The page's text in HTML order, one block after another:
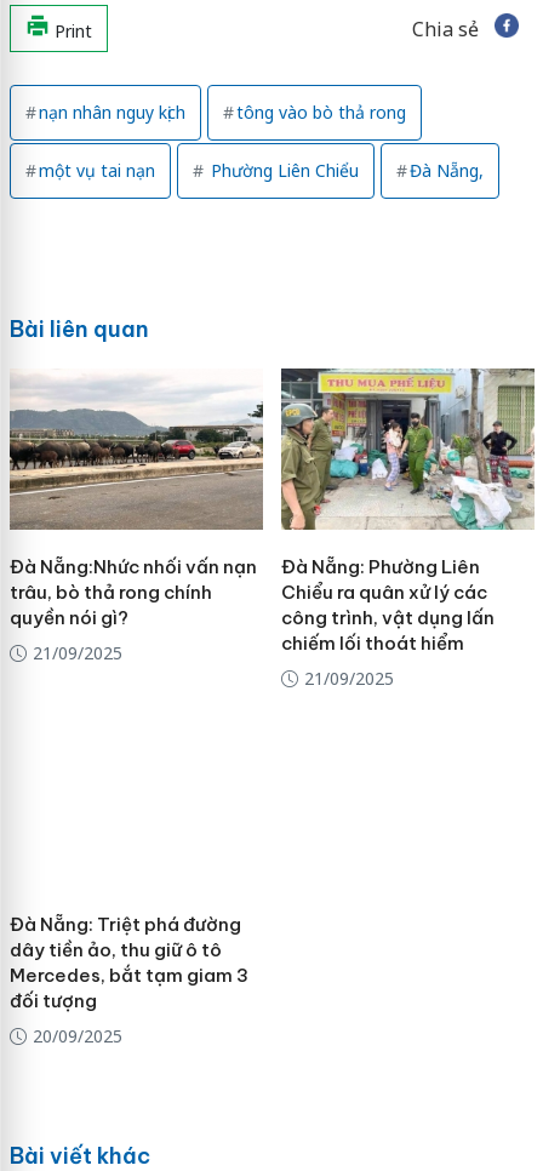
Print Chia sẻ
nạn nhân nguy kịch tông vào bò thả rong
một vụ tai nạn Phường Liên Chiểu Đà Nẵng,
Bài liên quan
Đà Nẵng:Nhức nhối vấn nạn
trâu, bò thả rong chính
quyền nói gì?
21/09/2025
Đà Nẵng: Phường Liên
Chiểu ra quân xử lý các
công trình, vật dụng lấn
chiếm lối thoát hiểm
21/09/2025
Đà Nẵng: Triệt phá đường
dây tiền ảo, thu giữ ô tô
Mercedes, bắt tạm giam 3
đối tượng
20/09/2025
Bài viết khác